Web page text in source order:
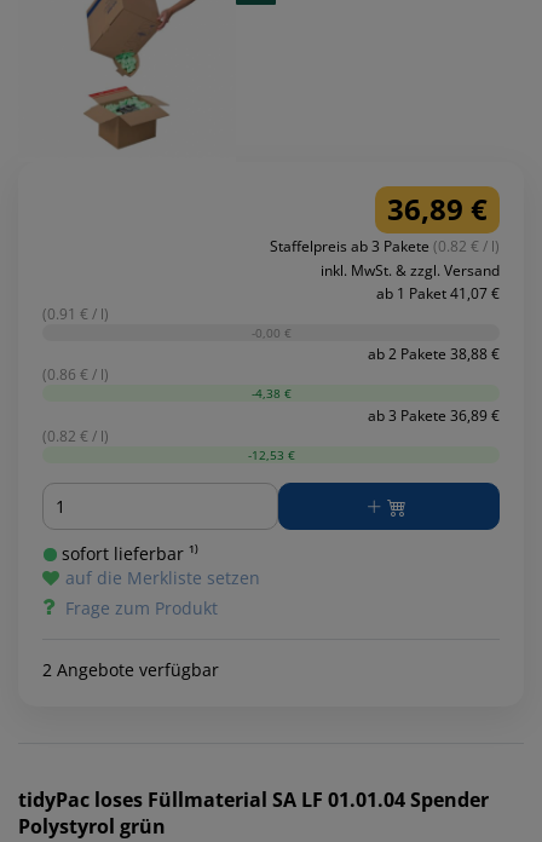
36,89 €
Staffelpreis ab 3 Pakete (0.82 € / l)
inkl. MwSt. & zzgl. Versand
ab 1 Paket 41,07 €
(0.91 € / l)
-0,00 €
ab 2 Pakete 38,88 €
(0.86 € / l)
-4,38 €
ab 3 Pakete 36,89 €
(0.82 € / l)
-12,53 €
Menge
sofort lieferbar ¹⁾
auf die Merkliste setzen
Frage zum Produkt
2 Angebote verfügbar
tidyPac loses Füllmaterial SA LF 01.01.04 Spender
Polystyrol grün